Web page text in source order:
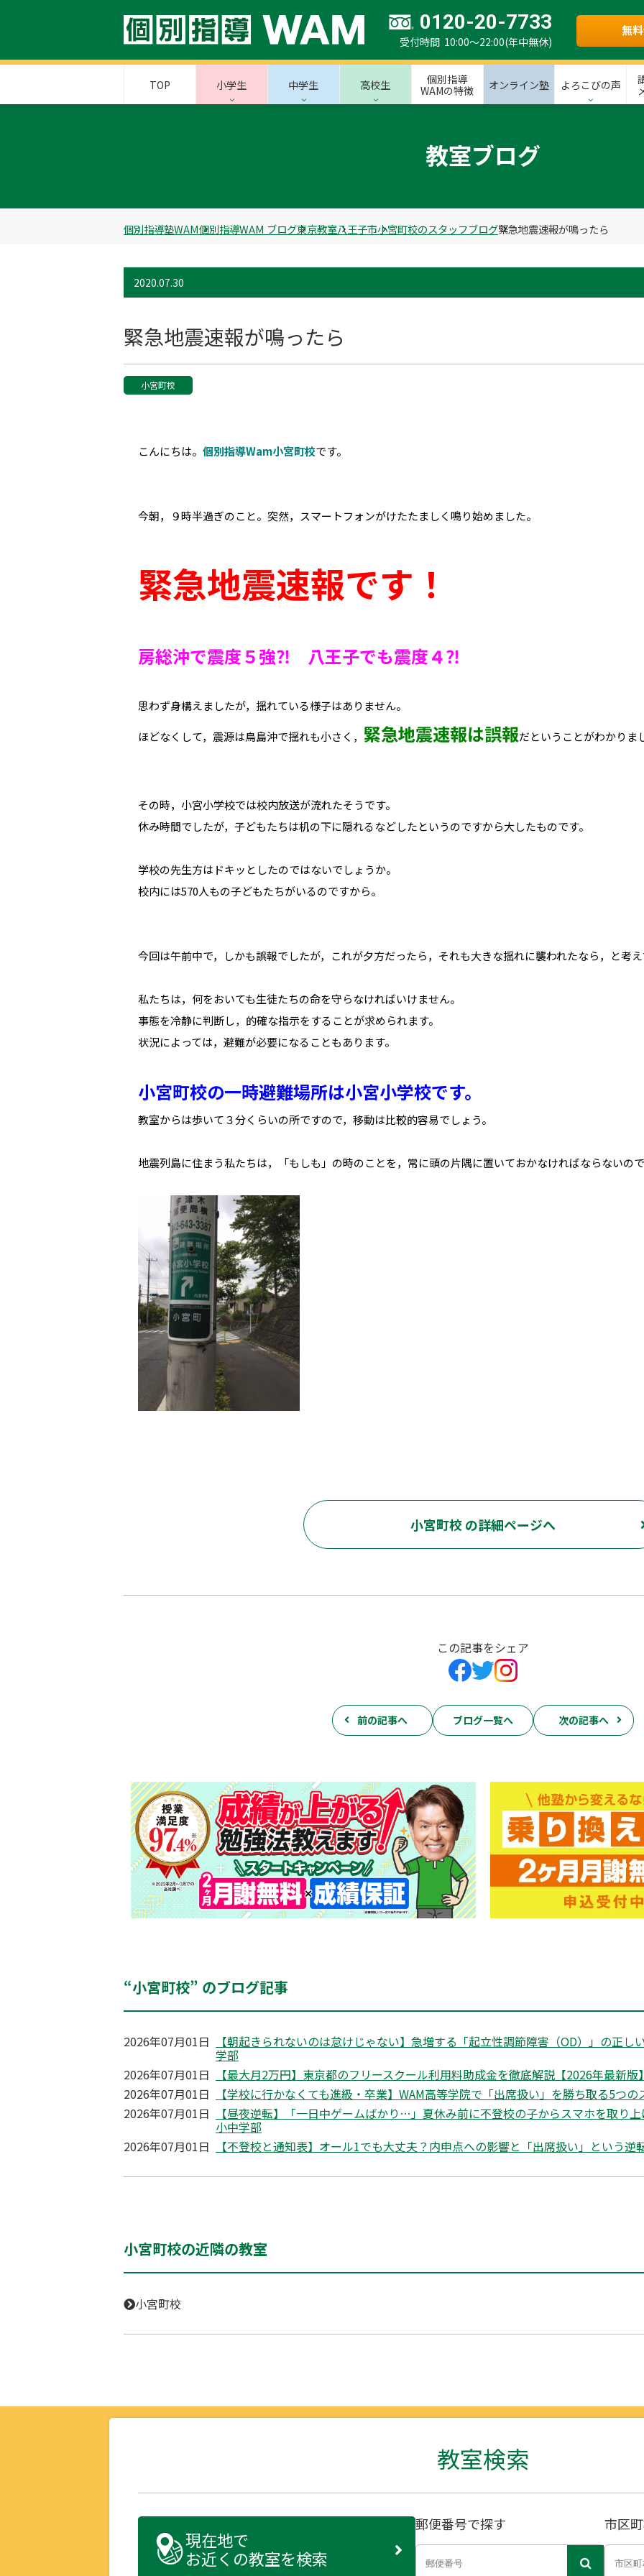
0120-20-7733
受付時間 10:00～22:00(年中無休)
無
TOP 小学生 中学生 高校生
個別指導
WAMの特徴
オンライン塾 よろこびの声
教室ブログ
個別指導塾WAM個別指導WAM ブログ東京教室八王子市小宮町校のスタッフブログ緊急地震速報が鳴ったら
2020.07.30
緊急地震速報が鳴ったら
小宮町校
こんにちは。 個別指導Wam小宮町校です。
今朝，９時半過ぎのこと。突然，スマートフォンがけたたましく鳴り始めました。
緊急地震速報です！
房総沖で震度５強⁈ 八王子でも震度４⁈
思わず身構えましたが，揺れている様子はありません。
ほどなくして，震源は鳥島沖で揺れも小さく， 緊急地震速報は誤報だということがわかりま
その時，小宮小学校では校内放送が流れたそうです。
休み時間でしたが，子どもたちは机の下に隠れるなどしたというのですから大したものです。
学校の先生方はドキッとしたのではないでしょうか。
校内には570人もの子どもたちがいるのですから。
今回は午前中で，しかも誤報でしたが，これが夕方だったら，それも大きな揺れに襲われたなら，と考
私たちは，何をおいても生徒たちの命を守らなければいけません。
事態を冷静に判断し，的確な指示をすることが求められます。
状況によっては，避難が必要になることもあります。
小宮町校の一時避難場所は小宮小学校です。
教室からは歩いて３分くらいの所ですので，移動は比較的容易でしょう。
地震列島に住まう私たちは，「もしも」の時のことを，常に頭の片隅に置いておかなければならないの
小宮町校 の詳細ページへ
この記事をシェア
前の記事へ ブログ一覧へ 次の記事へ
“小宮町校” のブログ記事
2026年07月01日 【朝起きられないのは怠けじゃない】急増する「起立性調節障害（OD）」の正し
学部
2026年07月01日
【最大月2万円】東京都のフリースクール利用料助成金を徹底解説【2026年最新
2026年07月01日
【学校に行かなくても進級・卒業】WAM高等学院で「出席扱い」を勝ち取る5つ
2026年07月01日
【昼夜逆転】「一日中ゲームばかり…」夏休み前に不登校の子からスマホを取り
小中学部
2026年07月01日
【不登校と通知表】オール1でも大丈夫？内申点への影響と「出席扱い」という逆
小宮町校の近隣の教室
小宮町校
教室検索
現在地で
お近くの教室を検索
郵便番号で探す 市区